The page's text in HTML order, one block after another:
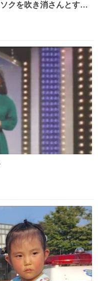
クを吹き消さんとする
後の股裂け状態でのト
」が1番楽